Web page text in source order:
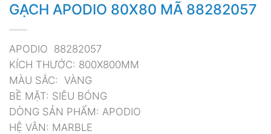
GẠCH APODIO 80X80 MÃ 88282057
APODIO 88282057
KÍCH THƯỚC: 800X800MM
MÀU SẮC: VÀNG
BỀ MẶT: SIÊU BÓNG
DÒNG SẢN PHẨM: APODIO
HỆ VÂN: MARBLE